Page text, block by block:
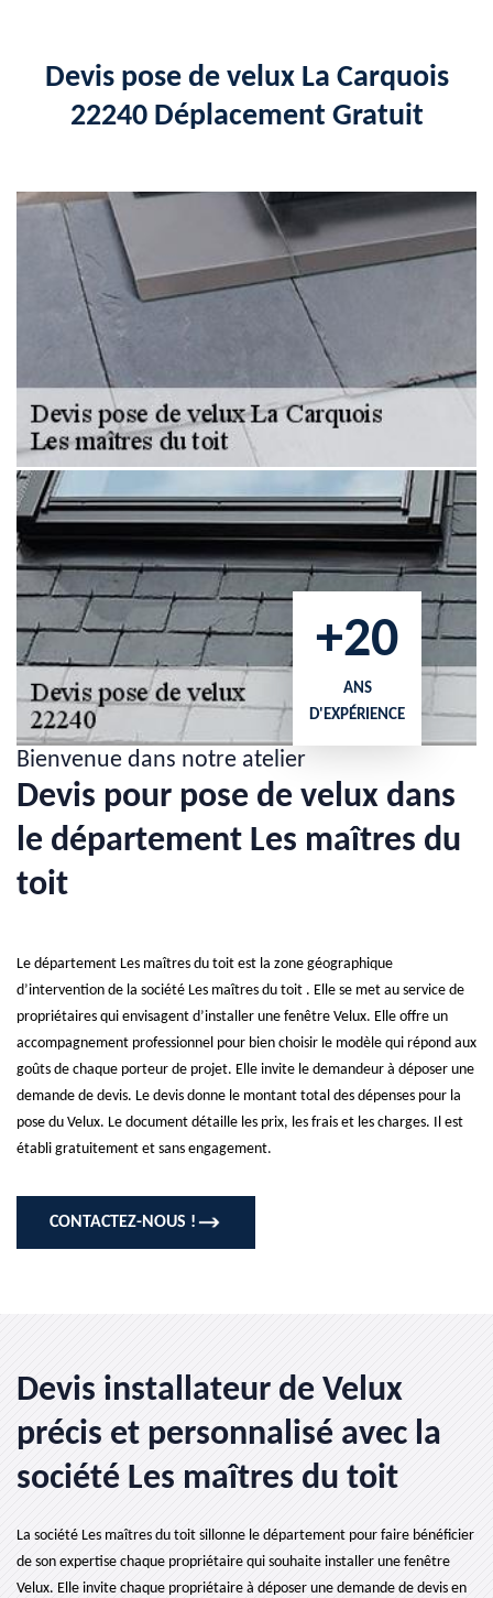
Devis pose de velux La Carquois
22240 Déplacement Gratuit
+20
ANS
D'EXPÉRIENCE
Bienvenue dans notre atelier
Devis pour pose de velux dans
le département Les maîtres du
toit
Le département Les maîtres du toit est la zone géographique
d’intervention de la société Les maîtres du toit . Elle se met au service de
propriétaires qui envisagent d’installer une fenêtre Velux. Elle offre un
accompagnement professionnel pour bien choisir le modèle qui répond aux
goûts de chaque porteur de projet. Elle invite le demandeur à déposer une
demande de devis. Le devis donne le montant total des dépenses pour la
pose du Velux. Le document détaille les prix, les frais et les charges. Il est
établi gratuitement et sans engagement.
CONTACTEZ-NOUS !
Devis installateur de Velux
précis et personnalisé avec la
société Les maîtres du toit
La société Les maîtres du toit sillonne le département pour faire bénéficier
de son expertise chaque propriétaire qui souhaite installer une fenêtre
Velux. Elle invite chaque propriétaire à déposer une demande de devis en